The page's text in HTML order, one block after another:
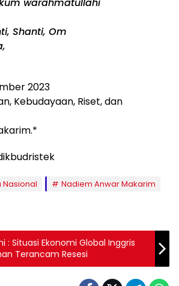
Shanti, Om
2023
Kebudayaan, Riset, dan
Nasional Nadiem Anwar Makarim
: Situasi Ekonomi Global Inggris
Terancam Resesi